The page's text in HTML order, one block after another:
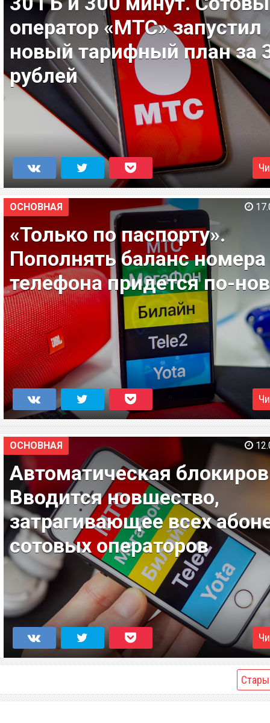
оператор «МТС» запустил
новый тарифный план за
рублей
ОСНОВНАЯ
«Только по паспорту».
Пополнять баланс номера
телефона придется по-
ОСНОВНАЯ
Автоматическая
Вводится новшество,
затрагивающее всех
сотовых операторов